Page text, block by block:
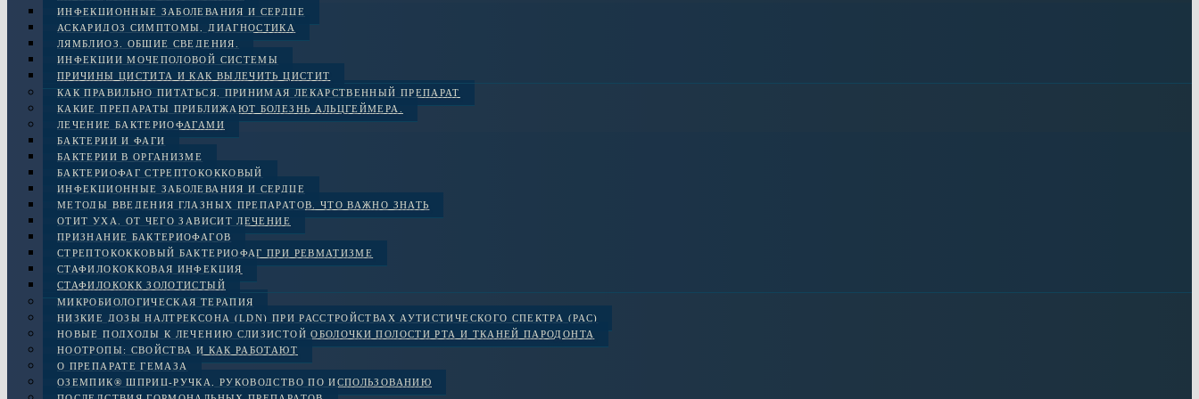
ИНФЕКЦИОННЫЕ ЗАБОЛЕВАНИЯ И СЕРДЦЕ
АСКАРИДОЗ СИМПТОМЫ, ДИАГНОСТИКА
ЛЯМБЛИОЗ. ОБЩИЕ СВЕДЕНИЯ.
ИНФЕКЦИИ МОЧЕПОЛОВОЙ СИСТЕМЫ
ПРИЧИНЫ ЦИСТИТА И КАК ВЫЛЕЧИТЬ ЦИСТИТ
КАК ПРАВИЛЬНО ПИТАТЬСЯ, ПРИНИМАЯ ЛЕКАРСТВЕННЫЙ ПРЕПАРАТ
КАКИЕ ПРЕПАРАТЫ ПРИБЛИЖАЮТ БОЛЕЗНЬ АЛЬЦГЕЙМЕРА.
ЛЕЧЕНИЕ БАКТЕРИОФАГАМИ
БАКТЕРИИ И ФАГИ
БАКТЕРИИ В ОРГАНИЗМЕ
БАКТЕРИОФАГ СТРЕПТОКОККОВЫЙ
ИНФЕКЦИОННЫЕ ЗАБОЛЕВАНИЯ И СЕРДЦЕ
МЕТОДЫ ВВЕДЕНИЯ ГЛАЗНЫХ ПРЕПАРАТОВ. ЧТО ВАЖНО ЗНАТЬ
ОТИТ УХА. ОТ ЧЕГО ЗАВИСИТ ЛЕЧЕНИЕ
ПРИЗНАНИЕ БАКТЕРИОФАГОВ
СТРЕПТОКОККОВЫЙ БАКТЕРИОФАГ ПРИ РЕВМАТИЗМЕ
СТАФИЛОКОККОВАЯ ИНФЕКЦИЯ
СТАФИЛОКОКК ЗОЛОТИСТЫЙ
МИКРОБИОЛОГИЧЕСКАЯ ТЕРАПИЯ
НИЗКИЕ ДОЗЫ НАЛТРЕКСОНА (LDN) ПРИ РАССТРОЙСТВАХ АУТИСТИЧЕСКОГО СПЕКТРА (РАС)
НОВЫЕ ПОДХОДЫ К ЛЕЧЕНИЮ СЛИЗИСТОЙ ОБОЛОЧКИ ПОЛОСТИ РТА И ТКАНЕЙ ПАРОДОНТА
НООТРОПЫ: СВОЙСТВА И КАК РАБОТАЮТ
О ПРЕПАРАТЕ ГЕМАЗА
ОЗЕМПИК® ШПРИЦ-РУЧКА, РУКОВОДСТВО ПО ИСПОЛЬЗОВАНИЮ